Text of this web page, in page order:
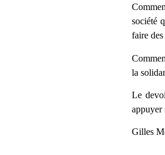
société
faire
la
Le
appuyer
Gilles